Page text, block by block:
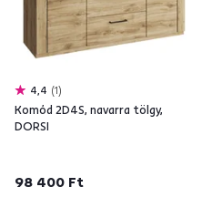
4,4 1
Komód 2D4S, navarra tölgy,
DORSI
98 400 Ft